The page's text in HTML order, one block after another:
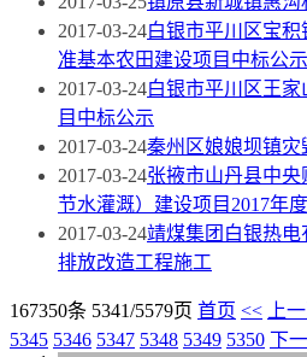
2017-03-24白银市平川区宝
准基本农田建设项目中标公示
2017-03-24白银市平川区王
目中标公示
2017-03-24秦州区娘娘坝镇灾
2017-03-24张掖市山丹县中
节水灌溉）建设项目2017年
2017-03-24靖煤集团白银热电
排放改造工程施工
167350条 5341/5579页 首页 << 上
5345 5346 5347 5348 5349 5350 下